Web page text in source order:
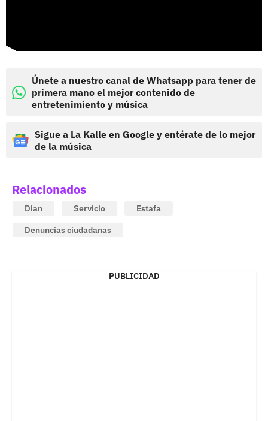
Únete a nuestro canal de Whatsapp para tener de
primera mano el mejor contenido de
entretenimiento y música
Sigue a La Kalle en Google y entérate de lo mejor
de la música
Relacionados
Dian Servicio
Estafa
Denuncias ciudadanas
PUBLICIDAD